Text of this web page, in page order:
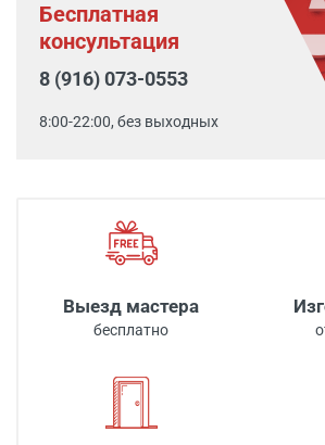
Бесплатная
консультация
8 (916) 073-0553
8:00-22:00, без выходных
Выезд мастера
бесплатно